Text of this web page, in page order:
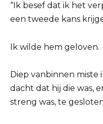
“Ik besef dat ik het
een tweede kans
Ik wilde hem geloven.
Diep vanbinnen miste
dacht dat hij die was,
streng was, te